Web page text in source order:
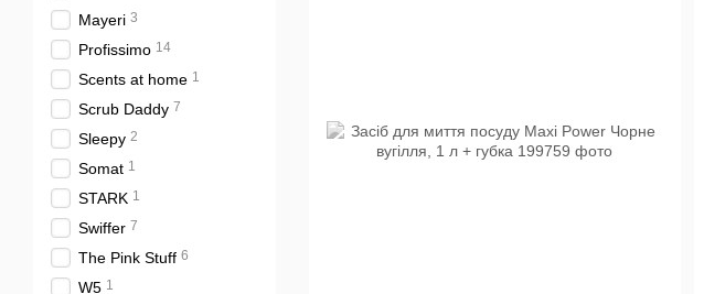
Mayeri 3
Profissimo 14
Scents at home 1
Scrub Daddy 7
Sleepy 2
Somat 1
STARK 1
Swiffer 7
The Pink Stuff 6
W5 1